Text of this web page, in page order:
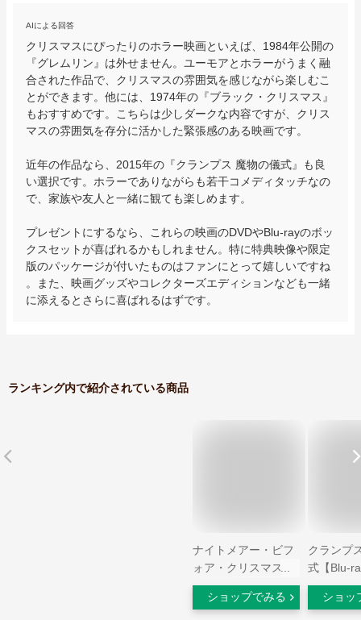
AIによる回答
クリスマスにぴったりのホラー映画といえば、1984年公開の
『グレムリン』は外せません。ユーモアとホラーがうまく融
合された作品で、クリスマスの雰囲気を感じながら楽しむこ
とができます。他には、1974年の『ブラック・クリスマス』
もおすすめです。こちらは少しダークな内容ですが、クリス
マスの雰囲気を存分に活かした緊張感のある映画です。
近年の作品なら、2015年の『クランプス 魔物の儀式』も良
い選択です。ホラーでありながらも若干コメディタッチなの
で、家族や友人と一緒に観ても楽しめます。
プレゼントにするなら、これらの映画のDVDやBlu-rayのボッ
クスセットが喜ばれるかもしれません。特に特典映像や限定
版のパッケージが付いたものはファンにとって嬉しいですね
。また、映画グッズやコレクターズエディションなども一緒
に添えるとさらに喜ばれるはずです。
ランキング内で紹介されている商品
ナイトメアー・ビフ
ォア・クリスマス
(字幕版)
ショップでみる
クランプ
式【Blu-
ジェイ・
ショッ